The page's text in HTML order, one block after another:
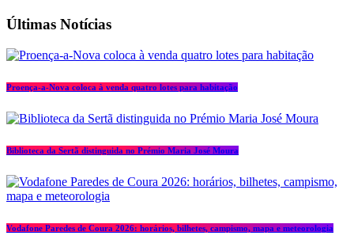
Últimas Notícias
Proença-a-Nova coloca à venda quatro lotes para habitação
Biblioteca da Sertã distinguida no Prémio Maria José Moura
Vodafone Paredes de Coura 2026: horários, bilhetes, campismo, mapa e meteorologia